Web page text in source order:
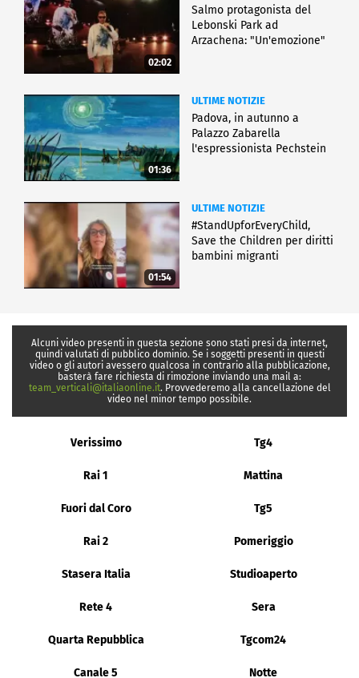
02:02
Salmo protagonista del
Lebonski Park ad
Arzachena: "Un'emozione"
01:36
ULTIME NOTIZIE
Padova, in autunno a
Palazzo Zabarella
l'espressionista Pechstein
01:54
ULTIME NOTIZIE
#StandUpforEveryChild,
Save the Children per diritti
bambini migranti
Alcuni video presenti in questa sezione sono stati presi da internet,
quindi valutati di pubblico dominio. Se i soggetti presenti in questi
video o gli autori avessero qualcosa in contrario alla pubblicazione,
basterà fare richiesta di rimozione inviando una mail a:
team_verticali@italiaonline.it. Provvederemo alla cancellazione del
video nel minor tempo possibile.
Verissimo Tg4
Rai 1 Mattina
Fuori dal Coro Tg5
Rai 2 Pomeriggio
Stasera Italia Studioaperto
Rete 4 Sera
Quarta Repubblica Tgcom24
Canale 5 Notte